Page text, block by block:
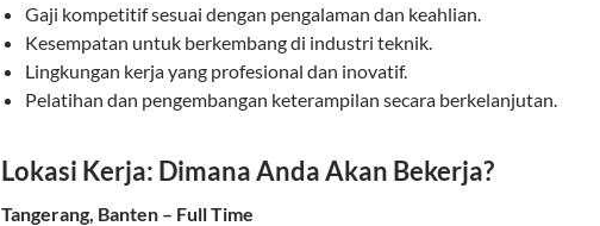
Gaji kompetitif sesuai dengan pengalaman dan keahlian.
Kesempatan untuk berkembang di industri teknik.
Lingkungan kerja yang profesional dan inovatif.
Pelatihan dan pengembangan keterampilan secara berkelanjutan.
Lokasi Kerja: Dimana Anda Akan Bekerja?
Tangerang, Banten – Full Time